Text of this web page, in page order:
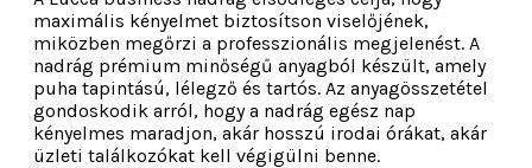
maximális kényelmet biztosítson viselőjének,
miközben megőrzi a professzionális megjelenést. A
nadrág prémium minőségű anyagból készült, amely
puha tapintású, lélegző és tartós. Az anyagösszetétel
gondoskodik arról, hogy a nadrág egész nap
kényelmes maradjon, akár hosszú irodai órákat, akár
üzleti találkozókat kell végigülni benne.